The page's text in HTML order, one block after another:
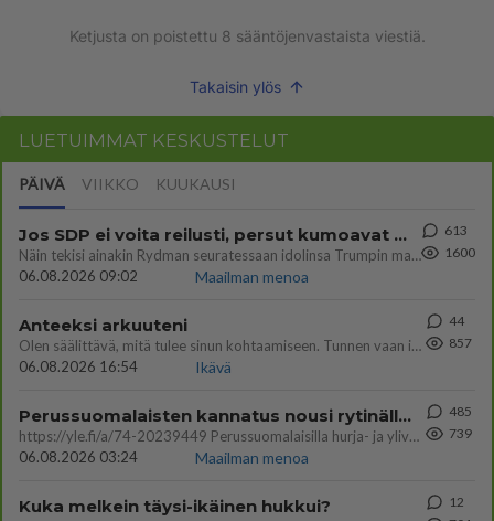
Ketjusta on poistettu 8 sääntöjenvastaista viestiä.
Takaisin ylös
LUETUIMMAT KESKUSTELUT
PÄIVÄ VIIKKO KUUKAUSI
Jos SDP ei voita reilusti, persut kumoavat demokratian Suomesta
Näin tekisi ainakin Rydman seuratessaan idolinsa Trumpin mallia https://www.is.fi/politiikka/art-2000012187244.html
06.08.2026 09:02
Maailman menoa
613
1600
Anteeksi arkuuteni
Olen säälittävä, mitä tulee sinun kohtaamiseen. Tunnen vaan itseni todella epävarmaksi sun kanssa. Jos minun olisi pitän
06.08.2026 16:54
Ikävä
44
857
Perussuomalaisten kannatus nousi rytinällä Ylen tänään julkaisemassa tuoreimmassa gallup-kyselyssä.
https://yle.fi/a/74-20239449 Perussuomalaisilla hurja- ja ylivoimaisesti suurin nousu tässä uudessa Ylen gallupissa. Kyl
06.08.2026 03:24
Maailman menoa
485
739
Kuka melkein täysi-ikäinen hukkui?
12